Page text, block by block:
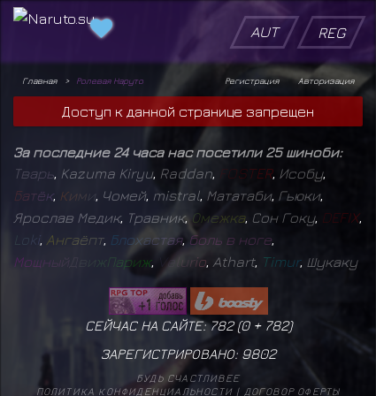
AUT REG
Главная Ролевая Наруто Авторизация
Регистрация
Доступ к данной странице запрещен
За последние 24 часа нас посетили 25 шиноби:
Тварь Kazuma Kiryu, Raddan OSTER, Исобу,
Батёк, Ким Чомей, mistral Мататаби, Гьюки,
Ярослав Медик, Травник, Омежка, Сон Гоку, DEFIX,
o ki, Ангаёпт, Блохастая, боль в ноге
Мощны ж Париж, el urio Athart, Timur, Шукаку
СЕЙЧАС НА САЙТЕ: 782 (0+ 782)
ЗАРЕГИСТРИРОВАНО: 9802
БУДЬ СЧАСТЛИВЕЕ
ПОЛИТИКА КОНФИДЕНЦИАЛЬНОСТИ| ДОГОВОР ОФЕРТЫ